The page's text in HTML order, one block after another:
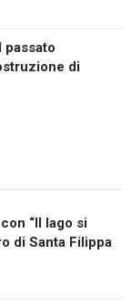
passato
di
“Il lago si
di Santa Filippa